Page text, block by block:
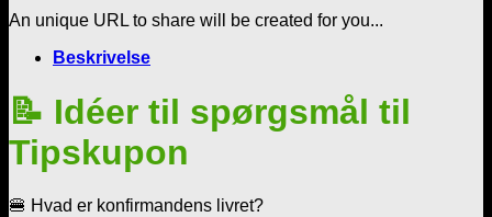
An unique URL to share will be created for you...
Beskrivelse
📝 Idéer til spørgsmål til
Tipskupon
🍔 Hvad er konfirmandens livret?